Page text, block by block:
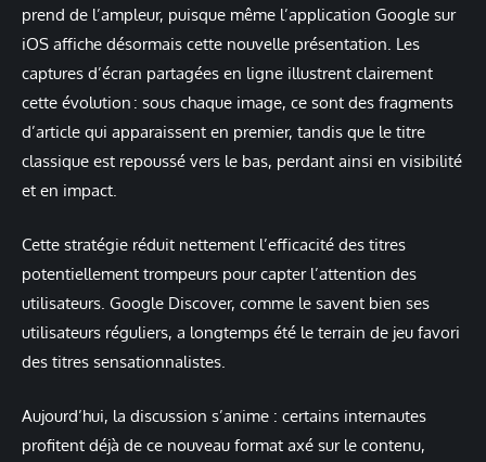
prend de l’ampleur, puisque même l’application Google sur
iOS affiche désormais cette nouvelle présentation. Les
captures d’écran partagées en ligne illustrent clairement
cette évolution : sous chaque image, ce sont des fragments
d’article qui apparaissent en premier, tandis que le titre
classique est repoussé vers le bas, perdant ainsi en visibilité
et en impact.
Cette stratégie réduit nettement l’efficacité des titres
potentiellement trompeurs pour capter l’attention des
utilisateurs. Google Discover, comme le savent bien ses
utilisateurs réguliers, a longtemps été le terrain de jeu favori
des titres sensationnalistes.
Aujourd’hui, la discussion s’anime : certains internautes
profitent déjà de ce nouveau format axé sur le contenu,